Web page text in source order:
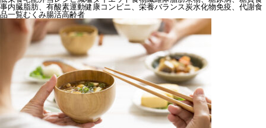
事内臓脂肪、有酸素運動健康コンビニ、栄養バランス炭水化物免疫、代謝食
品一覧むくみ腸活高齢者